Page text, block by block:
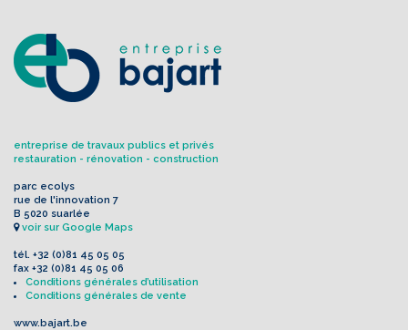
entreprise de travaux publics et privés
restauration - rénovation - construction
parc ecolys
rue de l'innovation 7
B 5020 suarlée
voir sur Google Maps
tél. +32 (0)81 45 05 05
fax +32 (0)81 45 05 06
Conditions générales d’utilisation
Conditions générales de vente
www.bajart.be